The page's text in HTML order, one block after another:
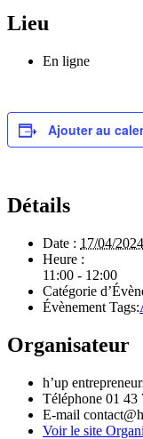
Lieu
En ligne
Ajouter au
Détails
Date : 17/04/2024
Heure :
11:00 - 12:00
Catégorie
Évènement Tags:
Organisateur
h’up
Téléphone 01 43
E-mail
Voir le site